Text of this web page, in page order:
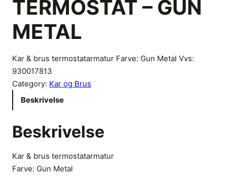
TERMOSTAT – GUN
METAL
Kar & brus termostatarmatur Farve: Gun Metal Vvs:
930017813
Category: Kar og Brus
Beskrivelse
Beskrivelse
Kar & brus termostatarmatur
Farve: Gun Metal